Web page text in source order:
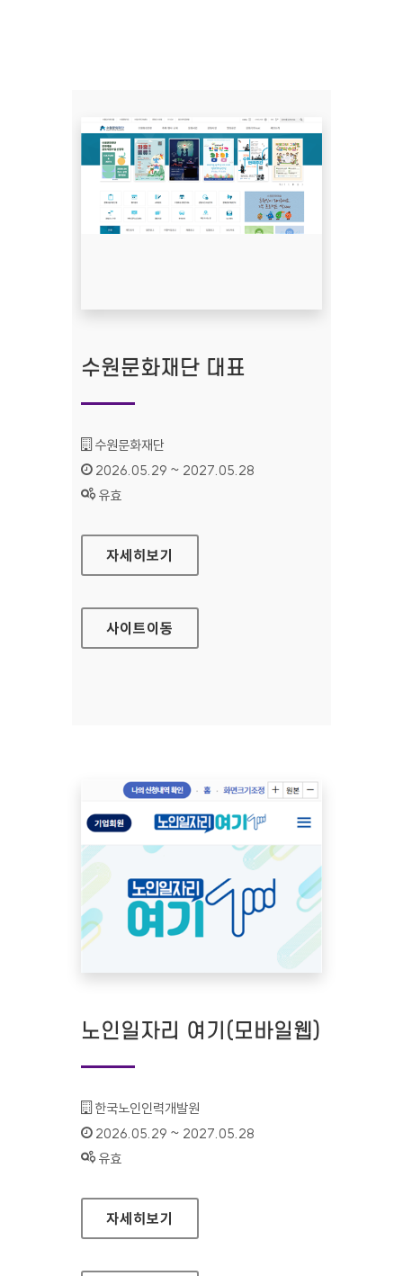
수원문화재단 대표
기관명 :
수원문화재단
인증기간 :
2026.05.29 ~ 2027.05.28
상태 :
유효
수원문화재단 대표
자세히보기
사이트이동
노인일자리 여기(모바일웹)
기관명 :
한국노인인력개발원
인증기간 :
2026.05.29 ~ 2027.05.28
상태 :
유효
노인일자리 여기(모바일웹)
자세히보기